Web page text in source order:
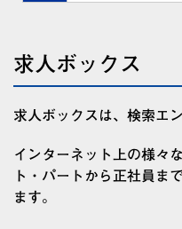
求人ボックス
求人ボックスは、検索エ
インターネット上の様々
ト・パートから正社員ま
ます。